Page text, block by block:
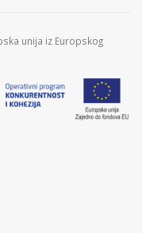
unija iz Europskog